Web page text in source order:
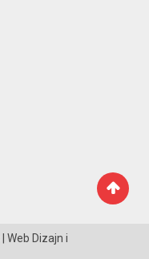
| Web Dizajn i